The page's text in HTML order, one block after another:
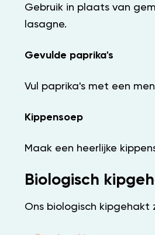
Gebruik in plaats van
lasagne.
Gevulde paprika's
Vul paprika's met een
Kippensoep
Maak een heerlijke
Biologisch
Ons biologisch